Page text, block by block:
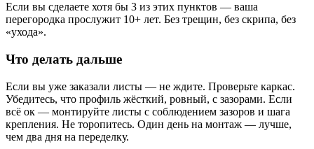
Если вы сделаете хотя бы 3 из этих пунктов — ваша
перегородка прослужит 10+ лет. Без трещин, без скрипа, без
«ухода».
Что делать дальше
Если вы уже заказали листы — не ждите. Проверьте каркас.
Убедитесь, что профиль жёсткий, ровный, с зазорами. Если
всё ок — монтируйте листы с соблюдением зазоров и шага
крепления. Не торопитесь. Один день на монтаж — лучше,
чем два дня на переделку.